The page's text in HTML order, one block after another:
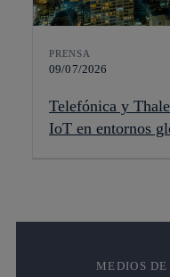
PRENSA
09/07/2026
Telefónica y
IoT en entornos
MEDIOS